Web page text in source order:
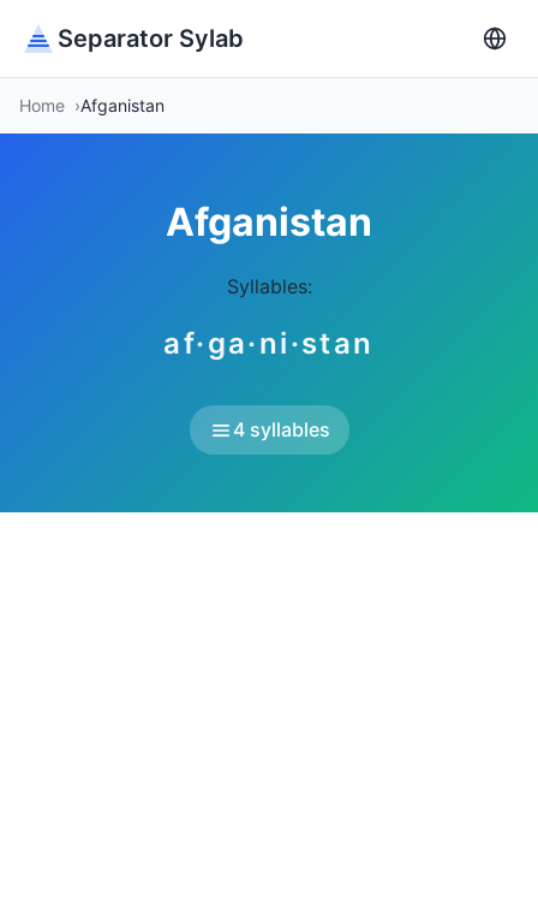
Separator Sylab
Home Afganistan
Afganistan
Syllables:
af·ga·ni·stan
4 syllables